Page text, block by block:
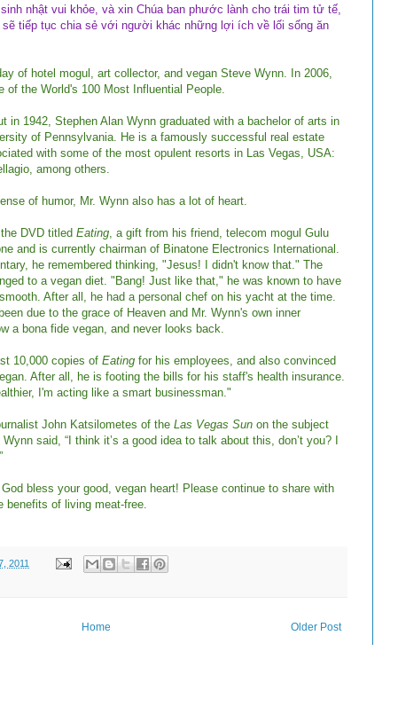
nhật vui khỏe, và xin Chúa ban phước lành cho trái tim tử tế,
sẽ tiếp tục chia sẻ với người khác những lợi ích về lối sống ăn
of hotel mogul, art collector, and vegan Steve Wynn. In 2006,
of the World's 100 Most Influential People.
in 1942, Stephen Alan Wynn graduated with a bachelor of arts in
of Pennsylvania. He is a famously successful real estate
with some of the most opulent resorts in Las Vegas, USA:
among others.
of humor, Mr. Wynn also has a lot of heart.
DVD titled Eating , a gift from his friend, telecom mogul Gulu
and is currently chairman of Binatone Electronics International.
he remembered thinking, "Jesus! I didn't know that." The
to a vegan diet. "Bang! Just like that," he was known to have
After all, he had a personal chef on his yacht at the time.
due to the grace of Heaven and Mr. Wynn's own inner
a bona fide vegan, and never looks back.
10,000 copies of Eating for his employees, and also convinced
After all, he is footing the bills for his staff's health insurance.
I'm acting like a smart businessman."
John Katsilometes of the Las Vegas Sun on the subject
said, “I think it’s a good idea to talk about this, don’t you? I
bless your good, vegan heart! Please continue to share with
benefits of living meat-free.
2011
Older Post
Home